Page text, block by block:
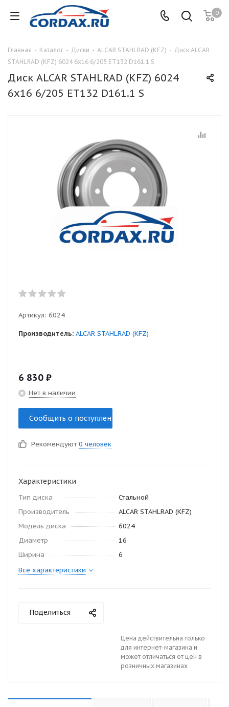
0
Главная - Каталог - Диски - ALCAR STAHLRAD (KFZ) - Диск ALCAR
STAHLRAD (KFZ) 6024 6x16 6/205 ET132 D161.1 S
Диск ALCAR STAHLRAD (KFZ) 6024
6x16 6/205 ET132 D161.1 S
Артикул: 6024
Производитель: ALCAR STAHLRAD (KFZ)
6 830 ₽
Нет в наличии
Сообщить о поступлении
Рекомендуют 0 человек
Характеристики
Тип диска
Стальной
Производитель
ALCAR STAHLRAD (KFZ)
Модель диска
6024
Диаметр
16
Ширина
6
Все характеристики
Поделиться
Цена действительна только
для интернет-магазина и
может отличаться от цен в
розничных магазинах